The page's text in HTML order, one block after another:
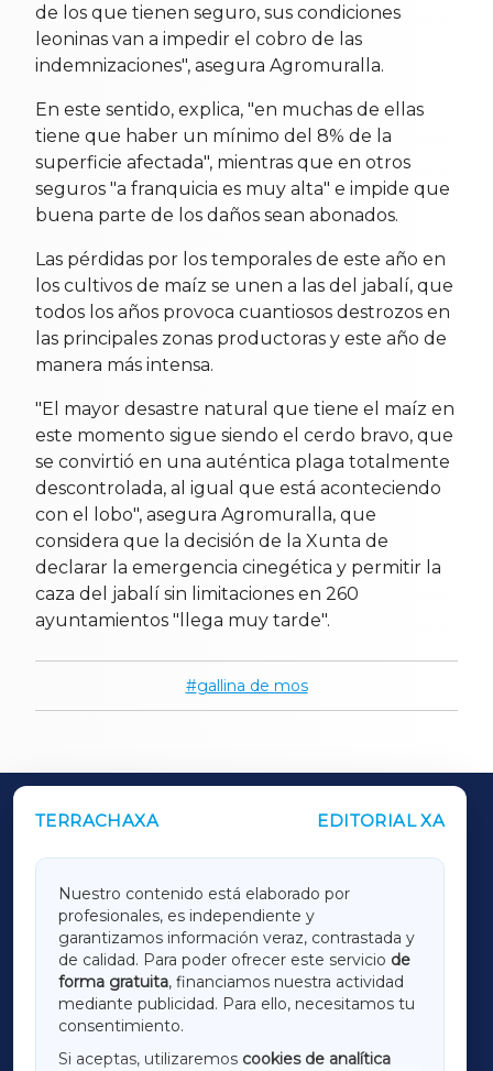
de los que tienen seguro, sus condiciones
leoninas van a impedir el cobro de las
indemnizaciones", asegura Agromuralla.
En este sentido, explica, "en muchas de ellas
tiene que haber un mínimo del 8% de la
superficie afectada", mientras que en otros
seguros "a franquicia es muy alta" e impide que
buena parte de los daños sean abonados.
Las pérdidas por los temporales de este año en
los cultivos de maíz se unen a las del jabalí, que
todos los años provoca cuantiosos destrozos en
las principales zonas productoras y este año de
manera más intensa.
"El mayor desastre natural que tiene el maíz en
este momento sigue siendo el cerdo bravo, que
se convirtió en una auténtica plaga totalmente
descontrolada, al igual que está aconteciendo
con el lobo", asegura Agromuralla, que
considera que la decisión de la Xunta de
declarar la emergencia cinegética y permitir la
caza del jabalí sin limitaciones en 260
ayuntamientos "llega muy tarde".
gallina de mos
TERRACHAXA EDITORIAL XA
Nuestro contenido está elaborado por
profesionales, es independiente y
garantizamos información veraz, contrastada y
de calidad. Para poder ofrecer este servicio de
forma gratuita, financiamos nuestra actividad
mediante publicidad. Para ello, necesitamos tu
consentimiento.
Si aceptas, utilizaremos cookies de analítica
OUTROS PERIÓDICOS
LUGOXA
TERRACHAXA